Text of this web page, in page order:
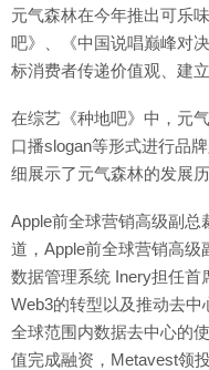
元气森林在今年推出可乐
吧》、《中国说唱巅峰对
标消费者传递价值观、建立
在综艺《种地吧》中，元
口播slogan等形式进行品
细展示了元气森林的发展
Apple前全球营销高级副总
道，Apple前全球营销高级
数据管理系统 Inery担任首
Web3的转型以及推动去
全球范围内数据去中心的
值完成融资，Metavest领